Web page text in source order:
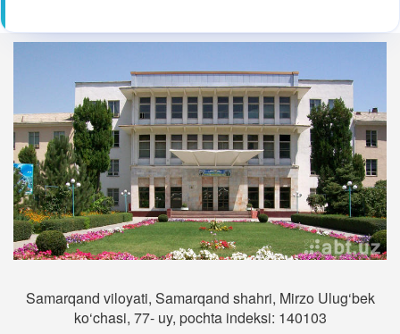
Samarqand viloyati, Samarqand shahri, Mirzo Ulug‘bek
ko‘chasi, 77- uy, pochta indeksi: 140103